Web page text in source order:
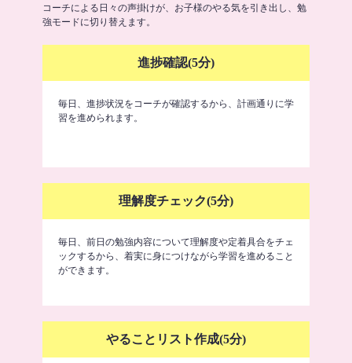
コーチによる日々の声掛けが、お子様のやる気を引き出し、勉
強モードに切り替えます。
進捗確認(5分)
毎日、進捗状況をコーチが確認するから、計画通りに学
習を進められます。
理解度チェック(5分)
毎日、前日の勉強内容について理解度や定着具合をチェ
ックするから、着実に身につけながら学習を進めること
ができます。
やることリスト作成(5分)